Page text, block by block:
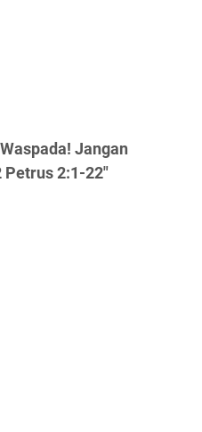
Jangan
Petrus 2:1-22"